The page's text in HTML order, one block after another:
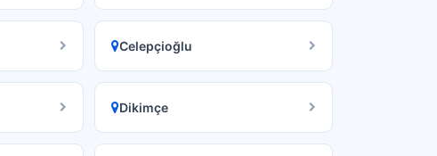
Celepçioğlu
Dikimçe